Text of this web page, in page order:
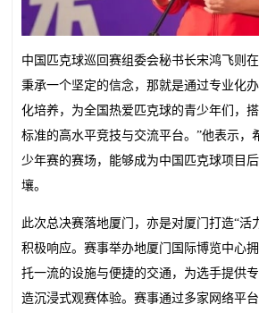
中国匹克球巡回赛组委会秘书长宋鸿飞则
秉承一个坚定的信念，那就是通过专业化
化培养，为全国热爱匹克球的青少年们，
标准的高水平竞技与交流平台。”他表示，
少年赛的赛场，能够成为中国匹克球项目
壤。
此次总决赛落地厦门，亦是对厦门打造“活
积极响应。赛事举办地厦门国际博览中心
托一流的设施与便捷的交通，为选手提供
造沉浸式观赛体验。赛事通过多家网络平